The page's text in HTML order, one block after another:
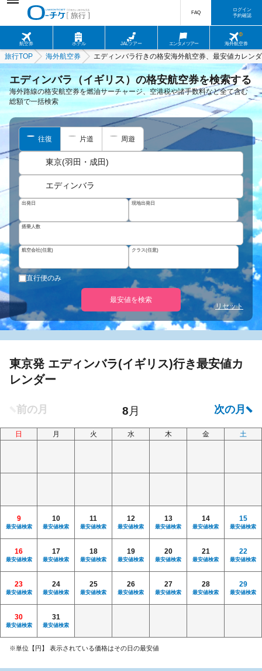
航空券 ホテル JALツアー エンタメツアー 海外航空券
FAQ
ログイン
予約確認
旅行TOP 海外航空券 エディンバラ行きの格安海外航空券、最安値カレン
エディンバラ（イギリス）の格安航空券を検索する
海外路線の格安航空券を燃油サーチャージ、空港税や諸手数料など全て含む
総額で一括検索
往復 片道 周遊
東京(羽田・成田)
エディンバラ
出発日 現地出発日
搭乗人数
航空会社(任意) クラス(任意)
直行便のみ
最安値を検索
リセット
東京発 エディンバラ(イギリス)行き最安値カ
レンダー
日 月 火 水 木 金 土
9
最安値検索
10
最安値検索
11
最安値検索
12
最安値検索
13
最安値検索
14
最安値検索
15
最安値検索
16
最安値検索
17
最安値検索
18
最安値検索
19
最安値検索
20
最安値検索
21
最安値検索
22
最安値検索
23
最安値検索
24
最安値検索
25
最安値検索
26
最安値検索
27
最安値検索
28
最安値検索
29
最安値検索
30
最安値検索
31
最安値検索
※単位【円】 表示されている価格はその日の最安値